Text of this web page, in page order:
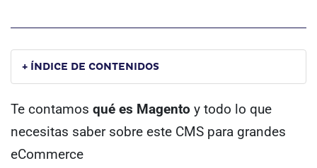
+ ÍNDICE DE CONTENIDOS
Te contamos qué es Magento y todo lo que
necesitas saber sobre este CMS para grandes
eCommerce